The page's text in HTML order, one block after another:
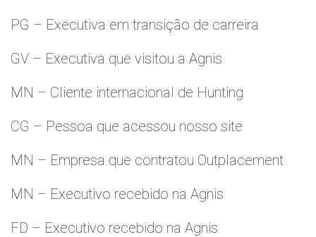
PG – Executiva em transição de carreira
GV – Executiva que visitou a Agnis
MN – Cliente internacional de Hunting
CG – Pessoa que acessou nosso site
MN – Empresa que contratou Outplacement
MN – Executivo recebido na Agnis
FD – Executivo recebido na Agnis